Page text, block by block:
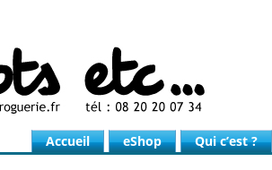
Accueil eShop Qui c’est ?